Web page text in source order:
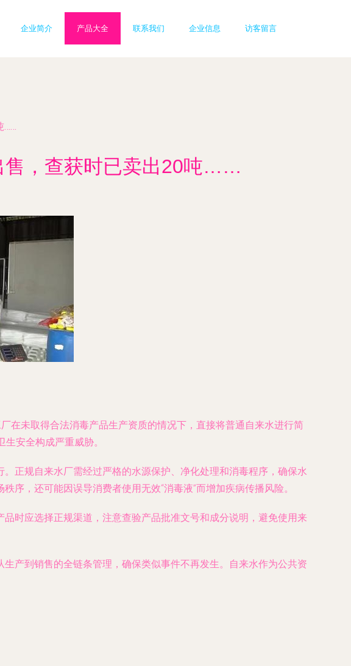
企业简介 产品大全 联系我们 企业信息 访客留言
……
售，查获时已卖出20吨……
在未取得合法消毒产品生产资质的情况下，直接将普通自来水进行简
安全构成严重威胁。
正规自来水厂需经过严格的水源保护、净化处理和消毒程序，确保水
序，还可能因误导消费者使用无效“消毒液”而增加疾病传播风险。
时应选择正规渠道，注意查验产品批准文号和成分说明，避免使用来
产到销售的全链条管理，确保类似事件不再发生。自来水作为公共资